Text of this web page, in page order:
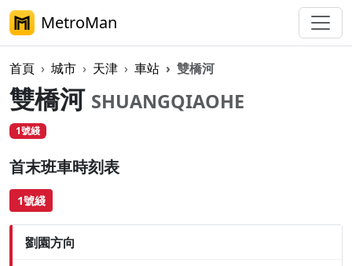
MetroMan
首頁 城市 天津 車站 雙橋河
雙橋河 SHUANGQIAOHE
1號綫
首末班車時刻表
1號綫
劉園方向